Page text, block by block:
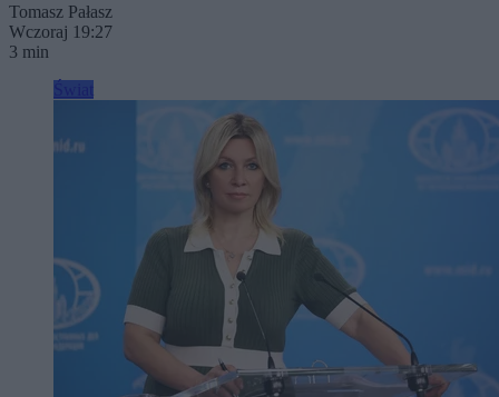
Tomasz Pałasz
Wczoraj 19:27
3 min